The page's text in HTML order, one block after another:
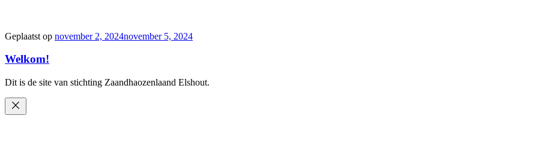
Geplaatst op november 2, 2024november 5, 2024
Welkom!
Dit is de site van stichting Zaandhaozenlaand Elshout.